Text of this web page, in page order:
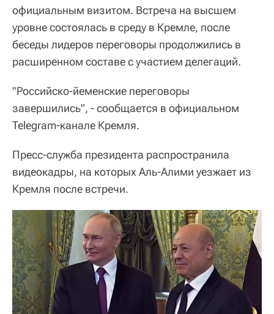
официальным визитом. Встреча на высшем
уровне состоялась в среду в Кремле, после
беседы лидеров переговоры продолжились в
расширенном составе с участием делегаций.
"Российско-йеменские переговоры
завершились", - сообщается в официальном
Telegram-канале Кремля.
Пресс-служба президента распространила
видеокадры, на которых Аль-Алими уезжает из
Кремля после встречи.